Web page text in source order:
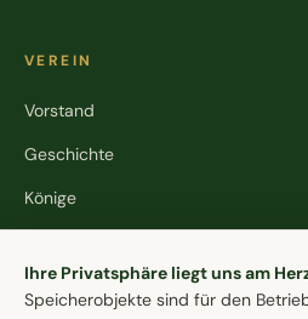
VEREIN
Vorstand
Geschichte
Könige
Cookie-
Ihre Privatsphäre liegt uns am
Speicherobjekte sind für den